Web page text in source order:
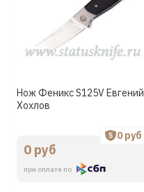
Нож Феникс S125V Евгений
Хохлов
0 руб
при оплате по
0 руб